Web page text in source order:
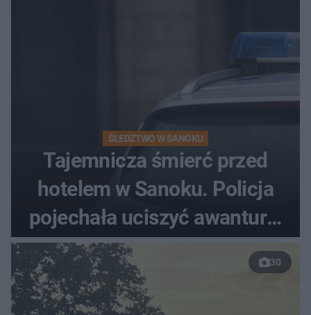
ŚLEDZTWO W SANOKU
Tajemnicza śmierć przed
hotelem w Sanoku. Policja
pojechała uciszyć awanturę,
znaleźli ciało
30